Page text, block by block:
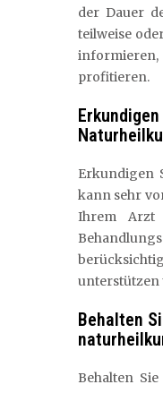
der Dauer
teilweise
informieren,
profitieren.
Erkundigen
kann sehr
Ihrem Arzt
unterstützen
Behalten
Behalten